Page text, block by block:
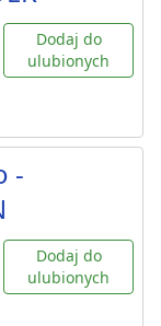
Dodaj do
ulubionych
-
Dodaj do
ulubionych